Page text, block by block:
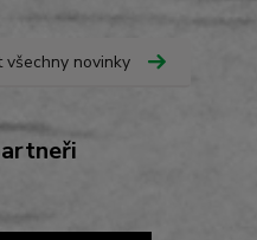
všechny novinky